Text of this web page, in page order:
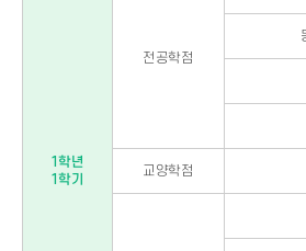
1학년
1학기
전공학점
교양학점